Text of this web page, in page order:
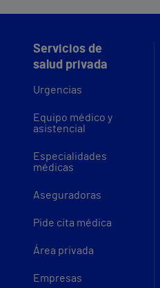
Servicios de
salud privada
Urgencias
Equipo médico y
asistencial
Especialidades
médicas
Aseguradoras
Pide cita médica
Área privada
Empresas